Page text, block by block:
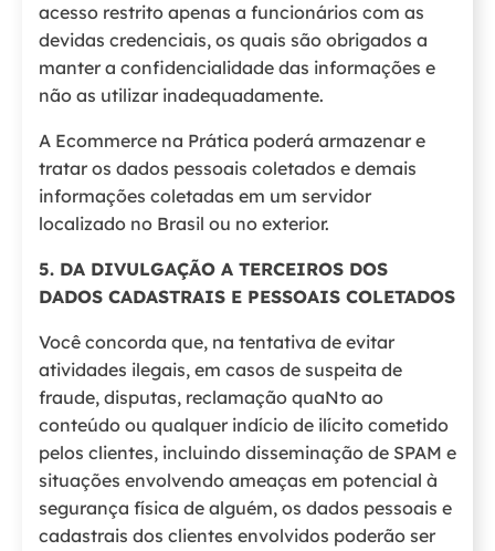
acesso restrito apenas a funcionários com as
devidas credenciais, os quais são obrigados a
manter a confidencialidade das informações e
não as utilizar inadequadamente.
A Ecommerce na Prática poderá armazenar e
tratar os dados pessoais coletados e demais
informações coletadas em um servidor
localizado no Brasil ou no exterior.
5. DA DIVULGAÇÃO A TERCEIROS DOS
DADOS CADASTRAIS E PESSOAIS COLETADOS
Você concorda que, na tentativa de evitar
atividades ilegais, em casos de suspeita de
fraude, disputas, reclamação quaNto ao
conteúdo ou qualquer indício de ilícito cometido
pelos clientes, incluindo disseminação de SPAM e
situações envolvendo ameaças em potencial à
segurança física de alguém, os dados pessoais e
cadastrais dos clientes envolvidos poderão ser